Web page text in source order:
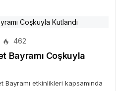
462
Bayramı Coşkuyla
Bayramı etkinlikleri kapsamında